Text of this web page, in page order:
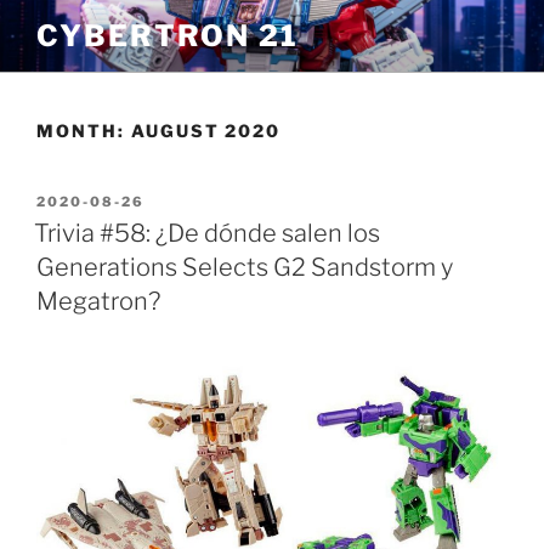
Skip
to
content
CYBERTRON 21
MONTH: AUGUST 2020
POSTED
ON
2020-08-26
Trivia #58: ¿De dónde salen los
Generations Selects G2 Sandstorm y
Megatron?